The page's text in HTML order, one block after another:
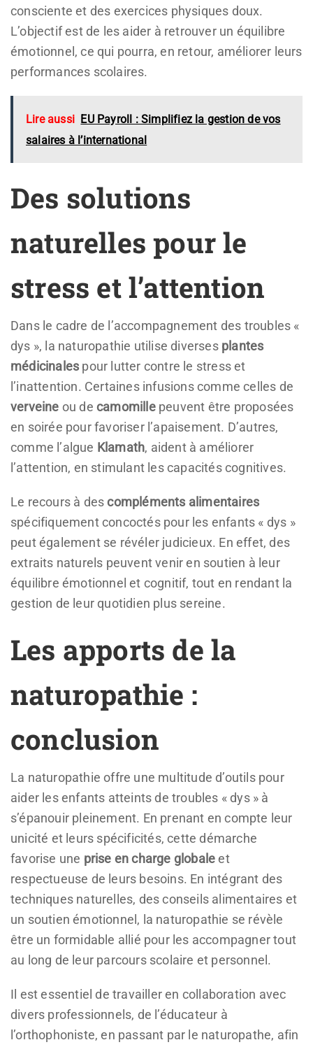
consciente et des exercices physiques doux.
L’objectif est de les aider à retrouver un équilibre
émotionnel, ce qui pourra, en retour, améliorer leurs
performances scolaires.
Lire aussi EU Payroll : Simplifiez la gestion de vos
salaires à l’international
Des solutions
naturelles pour le
stress et l’attention
Dans le cadre de l’accompagnement des troubles «
dys », la naturopathie utilise diverses plantes
médicinales pour lutter contre le stress et
l’inattention. Certaines infusions comme celles de
verveine ou decamomillepeuvent être proposées
en soirée pour favoriser l’apaisement. D’autres,
comme l’algue Klamath, aident à améliorer
l’attention, en stimulant les capacités cognitives.
Le recours à descompléments alimentaires
spécifiquement concoctés pour les enfants « dys »
peut également se révéler judicieux. En effet, des
extraits naturels peuvent venir en soutien à leur
équilibre émotionnel et cognitif, tout en rendant la
gestion de leur quotidien plus sereine.
Les apports de la
naturopathie :
conclusion
La naturopathie offre une multitude d’outils pour
aider les enfants atteints de troubles « dys » à
s’épanouir pleinement. En prenant en compte leur
unicité et leurs spécificités, cette démarche
favorise une prise en charge globaleet
respectueuse de leurs besoins. En intégrant des
techniques naturelles, des conseils alimentaires et
un soutien émotionnel, la naturopathie se révèle
être un formidable allié pour les accompagner tout
au long de leur parcours scolaire et personnel.
Il est essentiel de travailler en collaboration avec
divers professionnels, de l’éducateur à
l’orthophoniste, en passant par le naturopathe, afin